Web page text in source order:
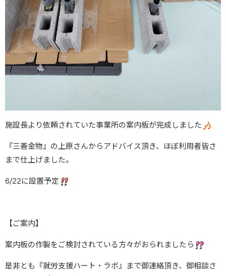
施設長より依頼されていた事業所の案内板が完成しました
『三善金物』の上原さんからアドバイス頂き、ほぼ利用者皆さ
まで仕上げました。
6/22に設置予定
【ご案内】
案内板の作製をご検討されている方々がおられましたら
是非とも『就労支援ハート・ラボ』まで御連絡頂き、御相談さ